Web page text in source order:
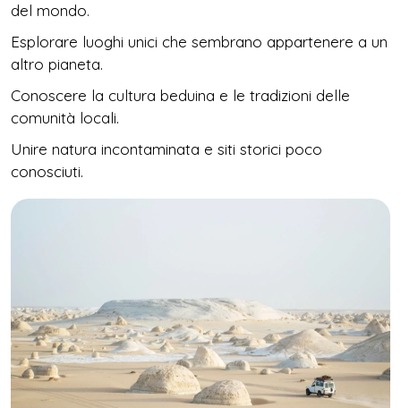
del mondo.
Esplorare luoghi unici che sembrano appartenere a un
altro pianeta.
Conoscere la cultura beduina e le tradizioni delle
comunità locali.
Unire natura incontaminata e siti storici poco
conosciuti.